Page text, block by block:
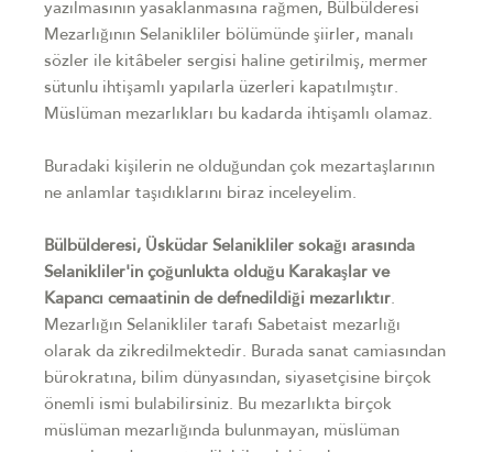
yazılmasının yasaklanmasına rağmen, Bülbülderesi
Mezarlığının Selanikliler bölümünde şiirler, manalı
sözler ile kitâbeler sergisi haline getirilmiş, mermer
sütunlu ihtişamlı yapılarla üzerleri kapatılmıştır.
Müslüman mezarlıkları bu kadarda ihtişamlı olamaz.
Buradaki kişilerin ne olduğundan çok mezartaşlarının
ne anlamlar taşıdıklarını biraz inceleyelim.
Bülbülderesi, Üsküdar Selanikliler sokağı arasında
Selanikliler'in çoğunlukta olduğu Karakaşlar ve
Kapancı cemaatinin de defnedildiği mezarlıktır.
Mezarlığın Selanikliler tarafı Sabetaist mezarlığı
olarak da zikredilmektedir. Burada sanat camiasından
bürokratına, bilim dünyasından, siyasetçisine birçok
önemli ismi bulabilirsiniz. Bu mezarlıkta birçok
müslüman mezarlığında bulunmayan, müslüman